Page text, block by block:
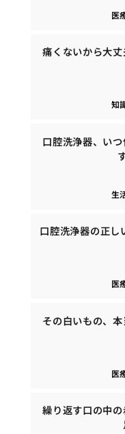
医
痛くないから大
知
口腔洗浄器、い
生
口腔洗浄器の正し
医
その白いもの、
医
繰り返す口の中